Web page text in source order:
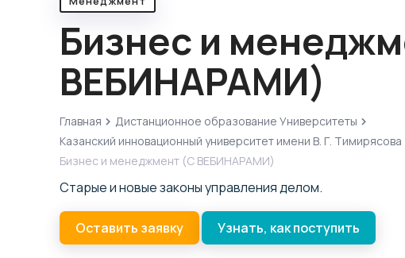
Бизнес и
ВЕБИНАРАМИ)
Главная
Дистанционное образование Университеты
Казанский инновационный университет имени В. Г. Тимирясова
Бизнес и менеджмент (С ВЕБИНАРАМИ)
Старые и новые законы управления делом.
Оставить заявку Узнать, как поступить